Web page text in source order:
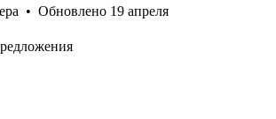
• Обновлено 19 апреля